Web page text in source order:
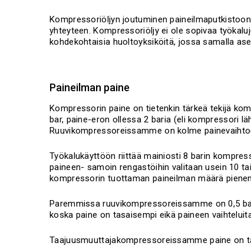
Kompressoriöljyn joutuminen
yhteyteen. Kompressoriöljy ei ole sopivaa
kohdekohtaisia huoltoyksiköitä, jossa samalla
Paineilman paine
Kompressorin paine on tietenkin tärkeä tekijä
bar, paine-eron ollessa 2 baria (eli kompressori
Ruuvikompressoreissamme on kolme
Työkalukäyttöön riittää mainiosti 8 barin
paineen- samoin rengastöihin valitaan usein 10
kompressorin tuottaman paineilman määrä
Paremmissa ruuvikompressoreissamme on 0,5
koska paine on tasaisempi eikä paineen
Taajuusmuuttajakompressoreissamme paine on